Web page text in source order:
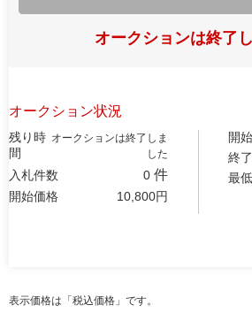
オークションは終了
オークション状況
残り時
間
オークションは終了しま
した
入札件数 0 件
開始価格 10,800円
開
終
最
表示価格は「税込価格」です。